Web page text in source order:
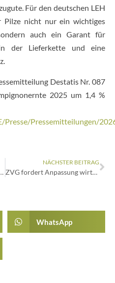
Für den deutschen LEH
Pilze nicht nur ein wichtiges
auch ein Garant für
der Lieferkette und eine
Destatis Nr. 087
2025 um 1,4 %
Presse/Pressemitteilungen/
2026 in Krefeld
NÄCHSTER BEITRAG
ZVG fordert Anpassung wirtschaftlicher Rahmenbedingungen
WhatsApp